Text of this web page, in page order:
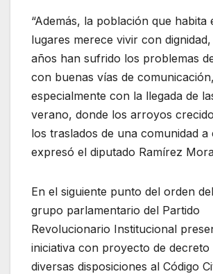
“Además, la población que habita
lugares merece vivir con
años han sufrido los problemas
con buenas vías de comunicación,
especialmente con la llegada de
verano, donde los arroyos
los traslados de una comunidad a
expresó el diputado Ramírez
En el siguiente punto del orden
grupo parlamentario del Partido
Revolucionario Institucional
iniciativa con proyecto de decreto
diversas disposiciones al Código